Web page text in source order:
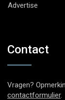
Advertise
Contact
Vragen?
contactformulier.